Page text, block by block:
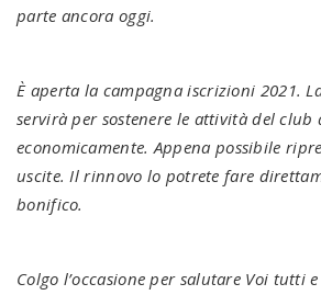
parte ancora oggi.
È aperta la campagna iscrizioni 2021.
servirà per sostenere le attività del club
economicamente. Appena possibile
uscite. Il rinnovo lo potrete fare
bonifico.
Colgo l’occasione per salutare Voi tutti